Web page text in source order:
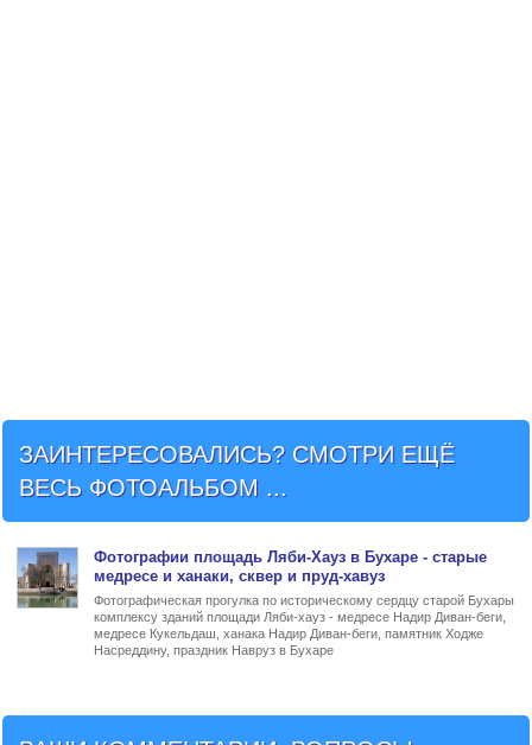
ЗАИНТЕРЕСОВАЛИСЬ? СМОТРИ ЕЩЁ
ВЕСЬ ФОТОАЛЬБОМ ...
Фотографии площадь Ляби-Хауз в Бухаре- старые
медресе и ханаки, сквер и пруд-хавуз
Фотографическая прогулка по историческому сердцу старой Бухары
комплексу зданий площади Ляби-хауз - медресе Надир Диван-беги,
медресе Кукельдаш, ханака Надир Диван-беги, памятник Ходже
Насреддину, праздник Навруз в Бухаре